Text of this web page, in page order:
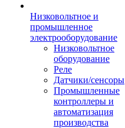
Низковольтное и
промышленное
электрооборудование
Низковольтное
оборудование
Реле
Датчики/сенсоры
Промышленные
контроллеры и
автоматизация
производства